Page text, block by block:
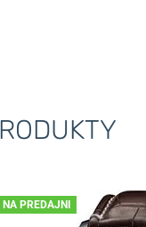
NA PREDAJNI